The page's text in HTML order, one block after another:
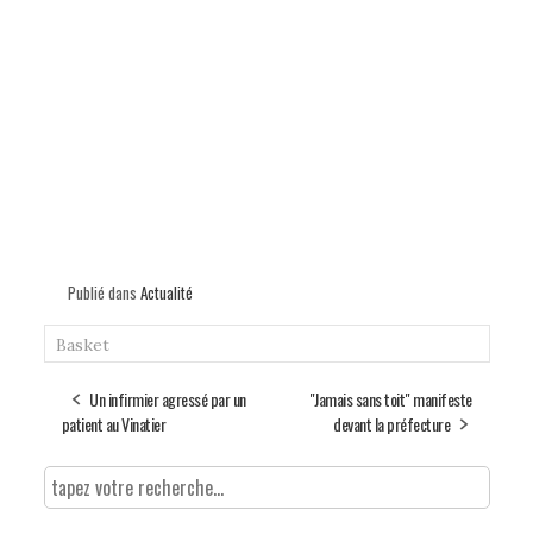
Publié dans Actualité
Basket
Un infirmier agressé par un
patient au Vinatier
"Jamais sans toit" manifeste
devant la préfecture